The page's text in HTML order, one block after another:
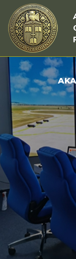
Rovno na obsah
Rovno na menu